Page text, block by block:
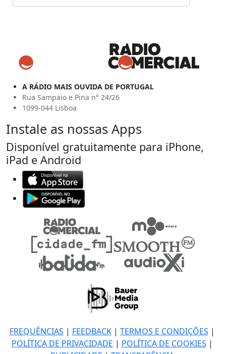
A RÁDIO MAIS OUVIDA DE PORTUGAL
Rua Sampaio e Pina n° 24/26
1099-044 Lisboa
Instale as nossas Apps
Disponível gratuitamente para iPhone,
iPad e Android
FREQUÊNCIAS | FEEDBACK| TERMOS E CONDIÇÕES |
POLÍTICA DE PRIVACIDADE | POLÍTICA DE COOKIES |